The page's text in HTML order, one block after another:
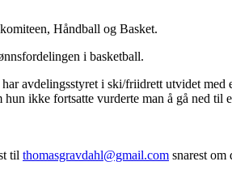
Håndball og Basket.
i basketball.
avdelingsstyret i ski/friidrett utvidet med
ikke fortsatte vurderte man å gå ned til
til thomasgravdahl@gmail.com snarest om